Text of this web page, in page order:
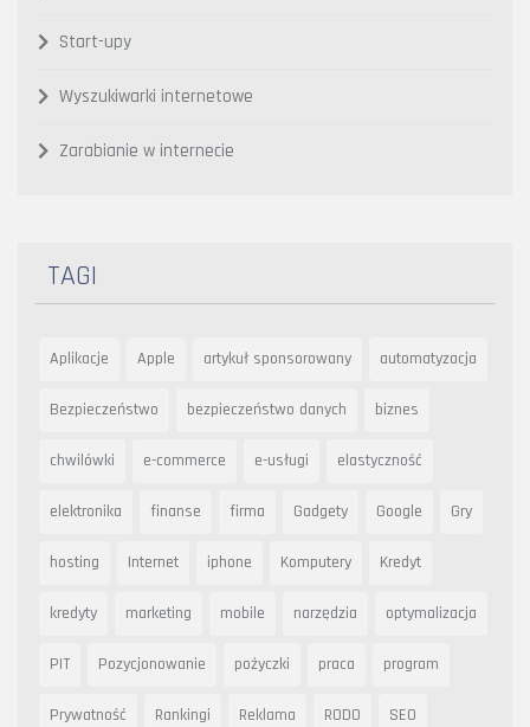
Start-upy
Wyszukiwarki internetowe
Zarabianie w internecie
TAGI
Aplikacje Apple artykuł sponsorowany automatyzacja
Bezpieczeństwo bezpieczeństwo danych biznes
chwilówki e-commerce e-usługi elastyczność
elektronika finanse firma Gadgety Google Gry
hosting Internet iphone Komputery Kredyt
kredyty marketing mobile narzędzia optymalizacja
PIT Pozycjonowanie pożyczki praca program
Prywatność Rankingi Reklama RODO SEO